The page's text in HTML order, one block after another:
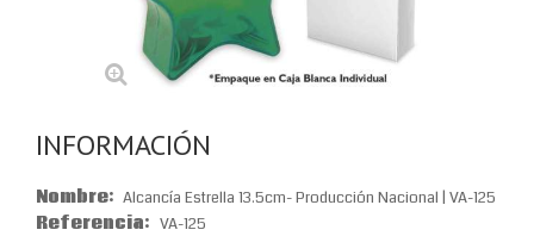
INFORMACIÓN
Nombre: Alcancía Estrella 13.5cm- Producción Nacional | VA-125
Referencia: VA-125